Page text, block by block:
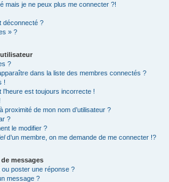
mais je ne peux plus me connecter ?!
déconnecté ?
» ?
?
dans la liste des membres connectés ?
!
est toujours incorrecte !
proximité de mon nom d’utilisateur ?
?
le modifier ?
d’un membre, on me demande de me connecter !?
messages
poster une réponse ?
message ?